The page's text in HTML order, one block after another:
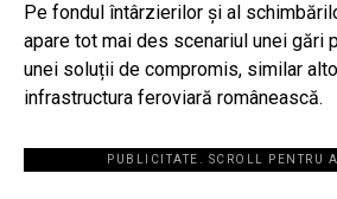
Pe fondul întârzierilor și al
apare tot mai des scenariul unei gări
unei soluții de compromis, similar
infrastructura feroviară românească.
PUBLICITATE. SCROLL PENTRU